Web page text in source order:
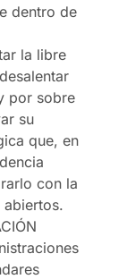
dentro de
la libre
por sobre
su
que, en
con la
abiertos.